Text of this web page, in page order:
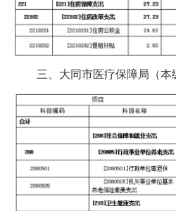
三、大同市医疗保障局（本